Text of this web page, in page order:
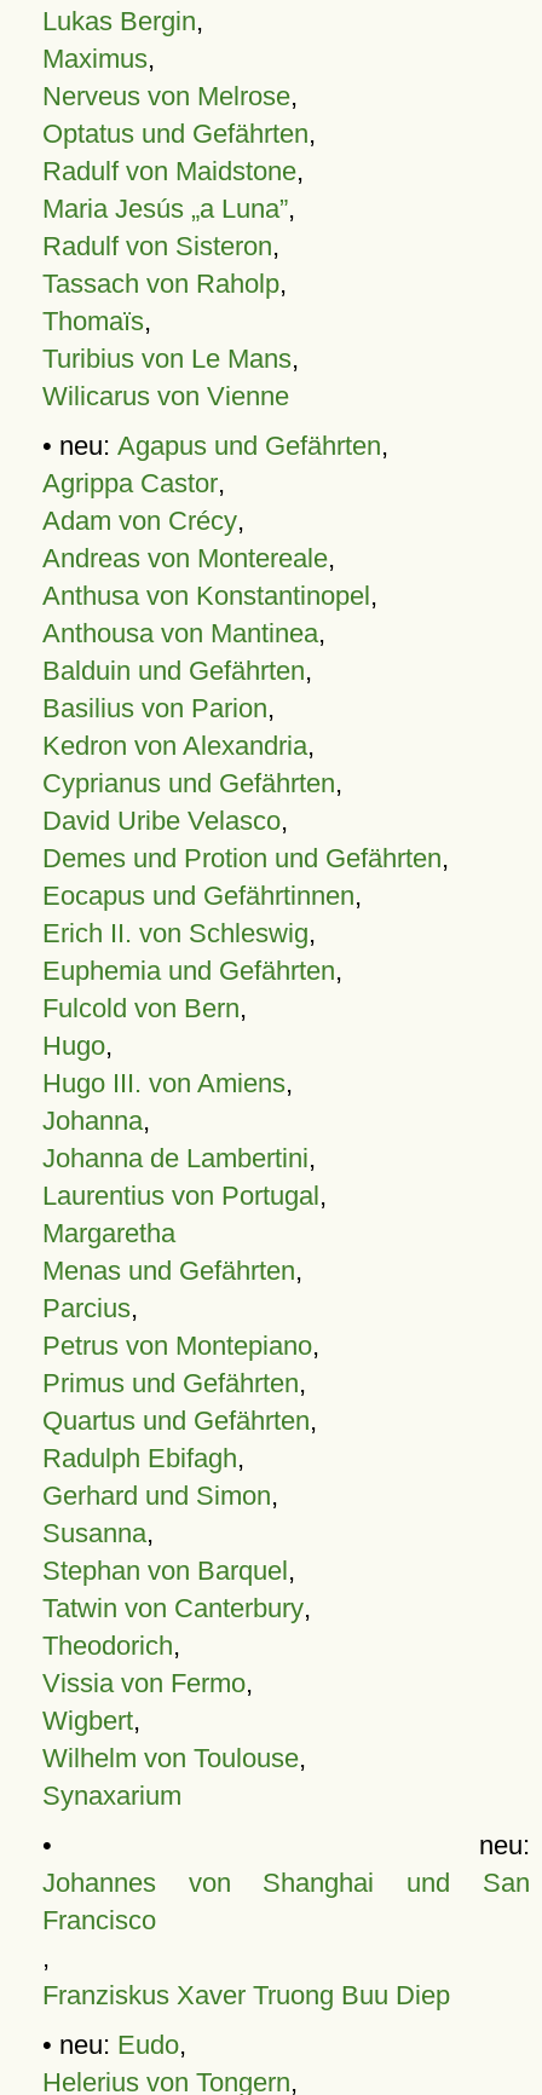
Lukas Bergin,
Maximus,
Nerveus von Melrose,
Optatus und Gefährten,
Radulf von Maidstone,
Maria Jesús „a Luna”,
Radulf von Sisteron,
Tassach von Raholp,
Thomaïs,
Turibius von Le Mans,
Wilicarus von Vienne
• neu: Agapus und Gefährten,
Agrippa Castor,
Adam von Crécy,
Andreas von Montereale,
Anthusa von Konstantinopel,
Anthousa von Mantinea,
Balduin und Gefährten,
Basilius von Parion,
Kedron von Alexandria,
Cyprianus und Gefährten,
David Uribe Velasco,
Demes und Protion und Gefährten,
Eocapus und Gefährtinnen,
Erich II. von Schleswig,
Euphemia und Gefährten,
Fulcold von Bern,
Hugo,
Hugo III. von Amiens,
Johanna,
Johanna de Lambertini,
Laurentius von Portugal,
Margaretha
Menas und Gefährten,
Parcius,
Petrus von Montepiano,
Primus und Gefährten,
Quartus und Gefährten,
Radulph Ebifagh,
Gerhard und Simon,
Susanna,
Stephan von Barquel,
Tatwin von Canterbury,
Theodorich,
Vissia von Fermo,
Wigbert,
Wilhelm von Toulouse,
Synaxarium
• neu:
Johannes von Shanghai und San
Francisco
,
Franziskus Xaver Truong Buu Diep
• neu: Eudo,
Helerius von Tongern,